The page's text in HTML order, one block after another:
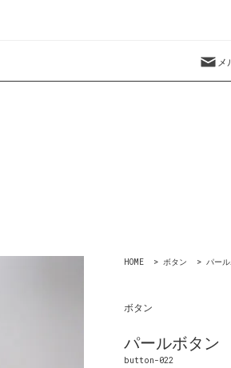
HOME > ボタン > パー
ボタン
パールボタ
button-022